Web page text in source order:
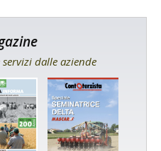
dalle aziende